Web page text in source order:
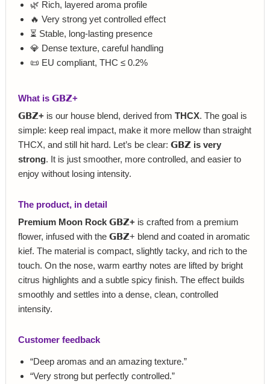
🌿 Rich, layered aroma profile
🔥 Very strong yet controlled effect
⏳ Stable, long-lasting presence
💎 Dense texture, careful handling
📜 EU compliant, THC ≤ 0.2%
What is 𝗚𝗕𝗭+
𝗚𝗕𝗭+ is our house blend, derived from THCX. The goal is
simple: keep real impact, make it more mellow than straight
THCX, and still hit hard. Let’s be clear: 𝗚𝗕𝗭 is very
strong. It is just smoother, more controlled, and easier to
enjoy without losing intensity.
The product, in detail
Premium Moon Rock 𝗚𝗕𝗭+ is crafted from a premium
flower, infused with the 𝗚𝗕𝗭+ blend and coated in aromatic
kief. The material is compact, slightly tacky, and rich to the
touch. On the nose, warm earthy notes are lifted by bright
citrus highlights and a subtle spicy finish. The effect builds
smoothly and settles into a dense, clean, controlled
intensity.
Customer feedback
“Deep aromas and an amazing texture.”
“Very strong but perfectly controlled.”